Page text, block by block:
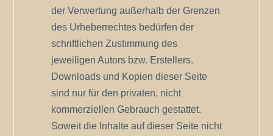
der Verwertung außerhalb der Grenzen
des Urheberrechtes bedürfen der
schriftlichen Zustimmung des
jeweiligen Autors bzw. Erstellers.
Downloads und Kopien dieser Seite
sind nur für den privaten, nicht
kommerziellen Gebrauch gestattet.
Soweit die Inhalte auf dieser Seite nicht